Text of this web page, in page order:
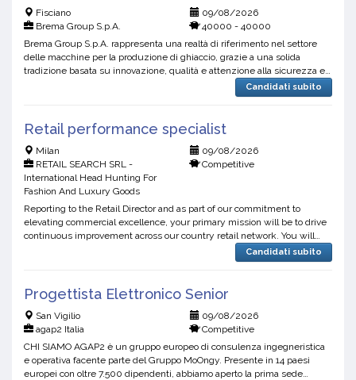
Fisciano
09/08/2026
Brema Group S.p.A.
40000 - 40000
Brema Group S.p.A. rappresenta una realtà di riferimento nel settore
delle macchine per la produzione di ghiaccio, grazie a una solida
tradizione basata su innovazione, qualità e attenzione alla sicurezza e
Candidati subito
Retail performance specialist
Milan
09/08/2026
RETAIL SEARCH SRL -
International Head Hunting For
Fashion And Luxury Goods
Competitive
Reporting to the Retail Director and as part of our commitment to
elevating commercial excellence, your primary mission will be to drive
continuous improvement across our country retail network. You will
Candidati subito
Progettista Elettronico Senior
San Vigilio
09/08/2026
agap2 Italia
Competitive
CHI SIAMO AGAP2 è un gruppo europeo di consulenza ingegneristica
e operativa facente parte del Gruppo MoOngy. Presente in 14 paesi
europei con oltre 7.500 dipendenti, abbiamo aperto la prima sede